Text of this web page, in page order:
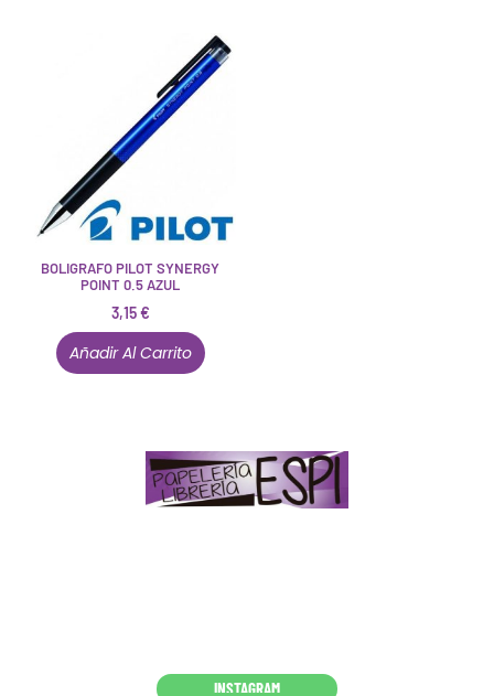
BOLIGRAFO PILOT SYNERGY
POINT 0.5 AZUL
3,15€
Añadir Al Carrito
INSTAGRAM